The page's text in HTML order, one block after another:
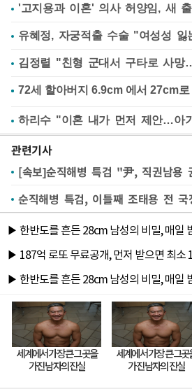
'고지용과 이혼' 의사 허양임, 새
유혜정, 자궁적출 수술 "여성성
김정렬 "친형 군대서 구타로 사
하리수 "이혼 내가 먼저 제안…아
관련기사
순직해병 특검, 이틀째 조태용 전 국